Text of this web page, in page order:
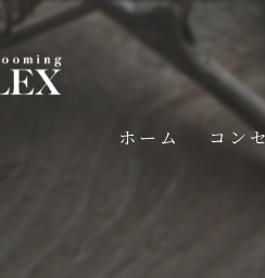
ホーム コン